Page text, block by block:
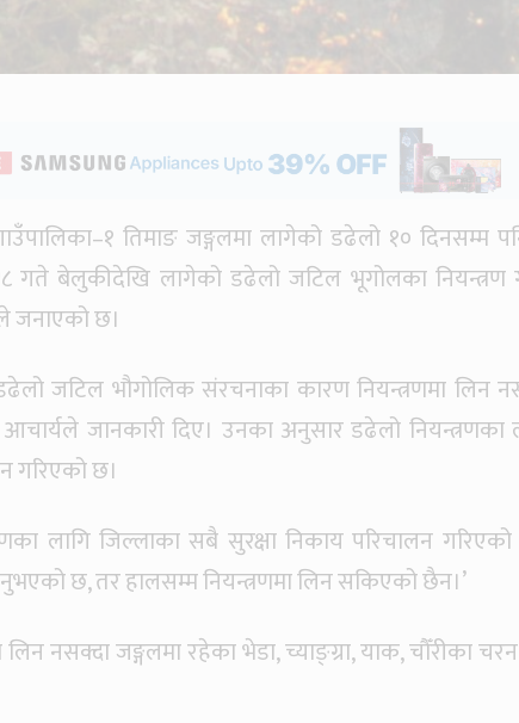
तिमाङ जङ्गलमा लागेको डढेलो १० दिनसम्म
गते बेलुकीदेखि लागेको डढेलो जटिल भूगोलका नियन्त्रण
जनाएको छ।
जटिल भौगोलिक संरचनाका कारण नियन्त्रणमा लिन
जानकारी दिए। उनका अनुसार डढेलो नियन्त्रणका
गरिएको छ।
लागि जिल्लाका सबै सुरक्षा निकाय परिचालन गरिएको
छ, तर हालसम्म नियन्त्रणमा लिन सकिएको छैन।’
नसक्दा जङ्गलमा रहेका भेडा, च्याङ्ग्रा, याक, चौँरीका चरन